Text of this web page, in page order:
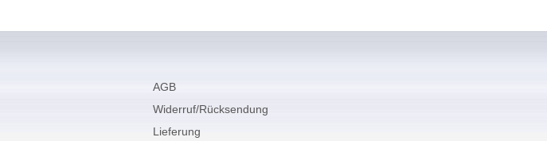
AGB
Widerruf/Rücksendung
Lieferung